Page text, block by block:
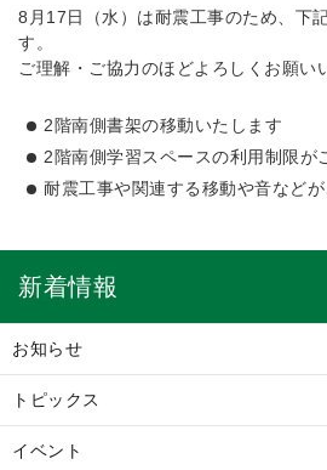
8月17日（水）は耐震工事のため、下
す。
ご理解・ご協力のほどよろしくお願い
2階南側書架の移動いたします
2階南側学習スペースの利用制限が
耐震工事や関連する移動や音など
新着情報
お知らせ
トピックス
イベント